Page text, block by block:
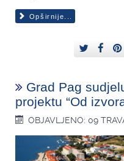
Opširnije...
Grad Pag
projektu “Od
OBJAVLJENO: 09